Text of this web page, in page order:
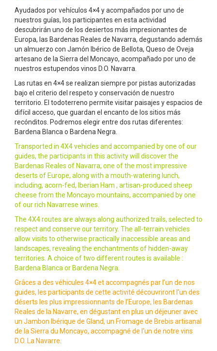
Ayudados por vehículos 4×4 y acompañados por uno de
nuestros guías, los participantes en esta actividad
descubrirán uno de los desiertos más impresionantes de
Europa, las Bardenas Reales de Navarra, degustando además
un almuerzo con Jamón Ibérico de Bellota, Queso de Oveja
artesano de la Sierra del Moncayo, acompañado por uno de
nuestros estupendos vinos D.O. Navarra.
Las rutas en 4×4 se realizan siempre por pistas autorizadas
bajo el criterio del respeto y conservación de nuestro
territorio. El todoterreno permite visitar paisajes y espacios de
difícil acceso, que guardan el encanto de los sitios más
recónditos. Podremos elegir entre dos rutas diferentes:
Bardena Blanca o Bardena Negra.
Transported in 4X4 vehicles and accompanied by one of our
guides, the participants in this activity will discover the
Bardenas Reales of Navarra, one of the most impressive
deserts of Europe, along with a mouth-watering lunch,
including, acorn-fed, Iberian Ham , artisan-produced sheep
cheese from the Moncayo mountains, accompanied by one
of our rich Navarrese wines.
The 4X4 routes are always along authorized trails, selected to
respect and conserve our territory. The all-terrain vehicles
allow visits to otherwise practically inaccessible areas and
landscapes, revealing the enchantments of hidden-away
territories. A choice of two different routes is available :
Bardena Blanca or Bardena Negra.
Grâces a des véhicules 4×4 et accompagnés par l’un de nos
guides, les participants de cette activité découvriront l’un des
déserts les plus impressionnants de l’Europe, les Bardenas
Reales de la Navarre, en dégustant en plus un déjeuner avec
un Jambon Ibérique de Gland, un Fromage de Brebis artisanal
de la Sierra du Moncayo, accompagné de l’un de notre vins
D.O. La Navarre.